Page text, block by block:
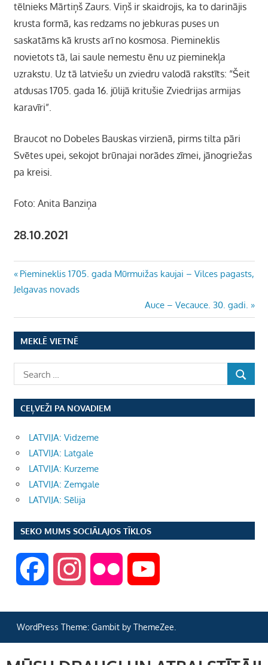
tēlnieks Mārtiņš Zaurs. Viņš ir skaidrojis, ka to darinājis
krusta formā, kas redzams no jebkuras puses un
saskatāms kā krusts arī no kosmosa. Piemineklis
novietots tā, lai saule nemestu ēnu uz pieminekļa
uzrakstu. Uz tā latviešu un zviedru valodā rakstīts: “Šeit
atdusas 1705. gada 16. jūlijā kritušie Zviedrijas armijas
karavīri”.
Braucot no Dobeles Bauskas virzienā, pirms tilta pāri
Svētes upei, sekojot brūnajai norādes zīmei, jānogriežas
pa kreisi.
Foto: Anita Banziņa
28.10.2021
Ziņu
izvēlne
Previous
Post:
Piemineklis 1705. gada Mūrmuižas kaujai – Vilces pagasts,
Jelgavas novads
Next
Post:
Auce – Vecauce. 30. gadi.
MEKLĒ VIETNĒ
CEĻVEŽI PA NOVADIEM
LATVIJA: Vidzeme
LATVIJA: Latgale
LATVIJA: Kurzeme
LATVIJA: Zemgale
LATVIJA: Sēlija
SEKO MUMS SOCIĀLAJOS TĪKLOS
c s i u
WordPress Theme: Gambit by ThemeZee.